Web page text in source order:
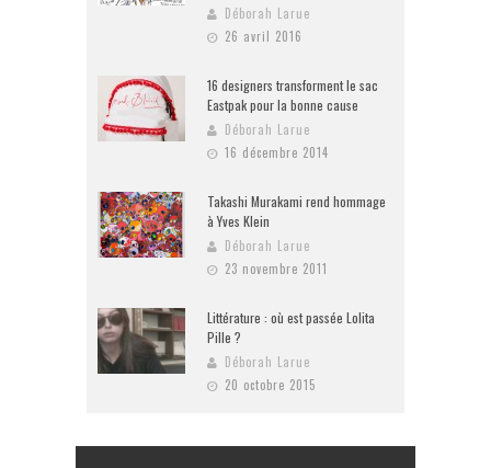
Déborah Larue
26 avril 2016
16 designers transforment le sac
Eastpak pour la bonne cause
Déborah Larue
16 décembre 2014
Takashi Murakami rend hommage
à Yves Klein
Déborah Larue
23 novembre 2011
Littérature : où est passée Lolita
Pille ?
Déborah Larue
20 octobre 2015